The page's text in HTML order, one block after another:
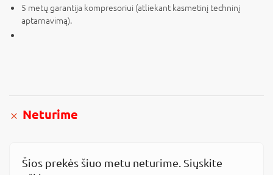
5 metų garantija kompresoriui (atliekant kasmetinį techninį
aptarnavimą).
Neturime
Šios prekės šiuo metu neturime. Siųskite